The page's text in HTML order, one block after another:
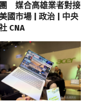
團 媒合高雄業者對接
國市場 | 政治 | 中央
CNA